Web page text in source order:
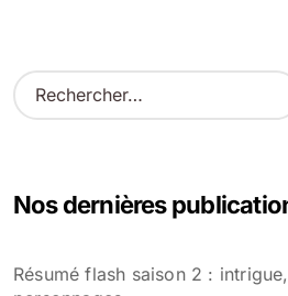
R
e
r
e
Nos dernières
Résumé flash saison 2 :